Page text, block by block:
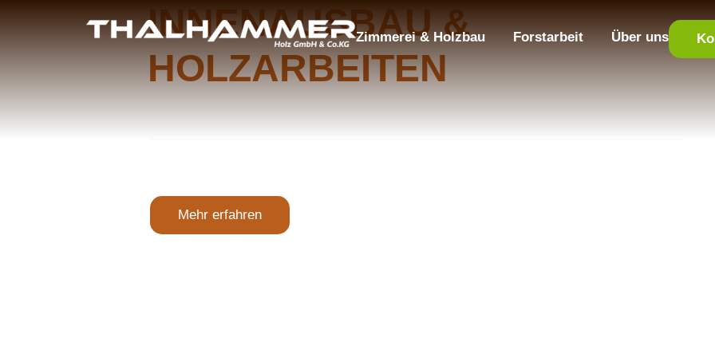
Zimmerei & Holzbau Forstarbeit Über uns
INNENAUSBAU &
HOLZARBEITEN
NACH PRÄZISION
Mehr erfahren